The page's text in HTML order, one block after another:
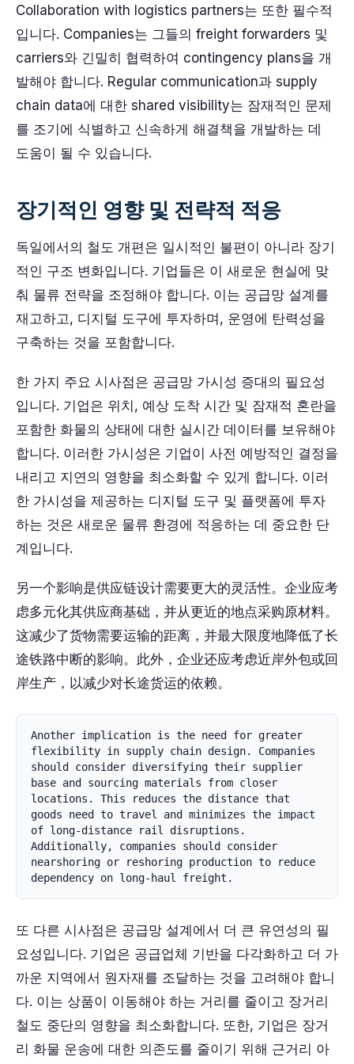
Collaboration with logistics partners는 또한 필수적
입니다. Companies는 그들의 freight forwarders 및
carriers와 긴밀히 협력하여 contingency plans을 개
발해야 합니다. Regular communication과 supply
chain data에 대한 shared visibility는 잠재적인 문제
를 조기에 식별하고 신속하게 해결책을 개발하는 데
도움이 될 수 있습니다.
장기적인 영향 및 전략적 적응
독일에서의 철도 개편은 일시적인 불편이 아니라 장기
적인 구조 변화입니다. 기업들은 이 새로운 현실에 맞
춰 물류 전략을 조정해야 합니다. 이는 공급망 설계를
재고하고, 디지털 도구에 투자하며, 운영에 탄력성을
구축하는 것을 포함합니다.
한 가지 주요 시사점은 공급망 가시성 증대의 필요성
입니다. 기업은 위치, 예상 도착 시간 및 잠재적 혼란을
포함한 화물의 상태에 대한 실시간 데이터를 보유해야
합니다. 이러한 가시성은 기업이 사전 예방적인 결정을
내리고 지연의 영향을 최소화할 수 있게 합니다. 이러
한 가시성을 제공하는 디지털 도구 및 플랫폼에 투자
하는 것은 새로운 물류 환경에 적응하는 데 중요한 단
계입니다.
另一个影响是供应链设计需要更大的灵活性。企业应考
虑多元化其供应商基础，并从更近的地点采购原材料。
这减少了货物需要运输的距离，并最大限度地降低了长
途铁路中断的影响。此外，企业还应考虑近岸外包或回
岸生产，以减少对长途货运的依赖。
Another implication is the need for greater
flexibility in supply chain design. Companies
should consider diversifying their supplier
base and sourcing materials from closer
locations. This reduces the distance that
goods need to travel and minimizes the impact
of long-distance rail disruptions.
Additionally, companies should consider
nearshoring or reshoring production to reduce
dependency on long-haul freight.
또 다른 시사점은 공급망 설계에서 더 큰 유연성의 필
요성입니다. 기업은 공급업체 기반을 다각화하고 더 가
까운 지역에서 원자재를 조달하는 것을 고려해야 합니
다. 이는 상품이 이동해야 하는 거리를 줄이고 장거리
철도 중단의 영향을 최소화합니다. 또한, 기업은 장거
리 화물 운송에 대한 의존도를 줄이기 위해 근거리 아